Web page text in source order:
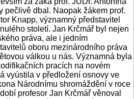
pečlivě dbal. Naopak žákem prof.
Knapp, významný představitel
století. Jan Krčmář byl nejen
práva, ale i jedním
oboru mezinárodního práva
válkou u nás. Významná byla
pracích na novém
vyústila v předložení osnovy ve
Národnímu shromáždění v roce
profesor Jan Krčmář věnoval